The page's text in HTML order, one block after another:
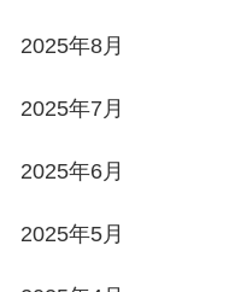
2025年8月
2025年7月
2025年6月
2025年5月